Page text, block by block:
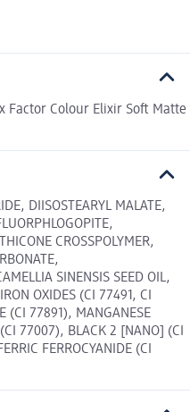
Factor Colour Elixir Soft Matte
DIISOSTEARYL MALATE,
CROSSPOLYMER,
SINENSIS SEED OIL,
OXIDES (CI 77491, CI
(CI 77891), MANGANESE
77007), BLACK 2 [NANO] (CI
FERROCYANIDE (CI